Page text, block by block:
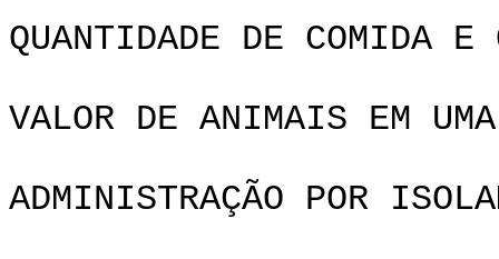
QUANTIDADE DE COMIDA E
VALOR DE ANIMAIS EM
ADMINISTRAÇÃO POR